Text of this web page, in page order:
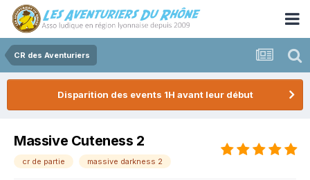
CR des Aventuriers
Disparition des events 1H avant leur début
Massive Cuteness 2
cr de partie massive darkness 2